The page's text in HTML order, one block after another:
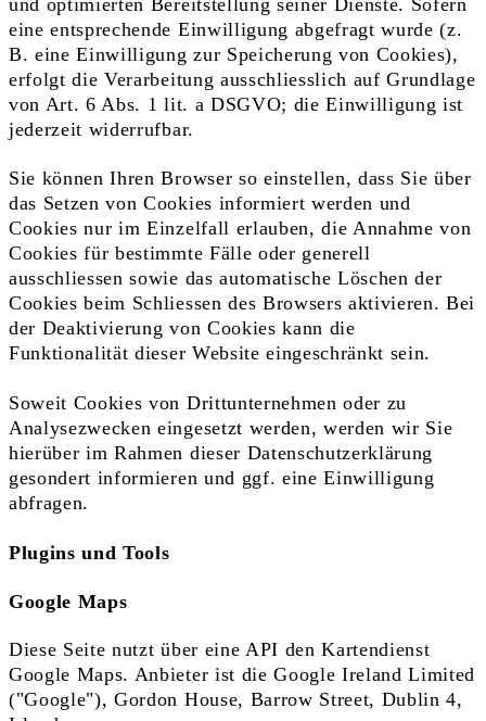
und optimierten Bereitstellung seiner Dienste. Sofern
eine entsprechende Einwilligung abgefragt wurde (z.
B. eine Einwilligung zur Speicherung von Cookies),
erfolgt die Verarbeitung ausschliesslich auf Grundlage
von Art. 6 Abs. 1 lit. a DSGVO; die Einwilligung ist
jederzeit widerrufbar.
Sie können Ihren Browser so einstellen, dass Sie über
das Setzen von Cookies informiert werden und
Cookies nur im Einzelfall erlauben, die Annahme von
Cookies für bestimmte Fälle oder generell
ausschliessen sowie das automatische Löschen der
Cookies beim Schliessen des Browsers aktivieren. Bei
der Deaktivierung von Cookies kann die
Funktionalität dieser Website eingeschränkt sein.
Soweit Cookies von Drittunternehmen oder zu
Analysezwecken eingesetzt werden, werden wir Sie
hierüber im Rahmen dieser Datenschutzerklärung
gesondert informieren und ggf. eine Einwilligung
abfragen.
Plugins und Tools
Google Maps
Diese Seite nutzt über eine API den Kartendienst
Google Maps. Anbieter ist die Google Ireland Limited
("Google"), Gordon House, Barrow Street, Dublin 4,